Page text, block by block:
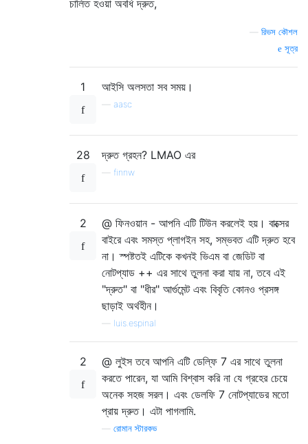
চালিত হওয়া অবধি দ্রুত,
রিভস কৌশল
সূত্র
1 আইসি অলসতা সব সময়।
aasc
28 দ্রুত গ্রহন? LMAO এর
finnw
2
@ ফিনওয়ান - আপনি এটি টিউন করলেই হয়। বাক্সের
বাইরে এবং সমস্ত প্লাগইন সহ, সম্ভবত এটি দ্রুত হবে
না। স্পষ্টতই এটিকে কখনই ভিএম বা জেডিট বা
নোটপ্যাড ++ এর সাথে তুলনা করা যায় না, তবে এই
"দ্রুত" বা "ধীর" আর্গুমেন্ট এবং বিবৃতি কোনও প্রসঙ্গ
ছাড়াই অর্থহীন।
luis.espinal
2
@ লুইস তবে আপনি এটি ডেল্ফি 7 এর সাথে তুলনা
করতে পারেন, যা আমি বিশ্বাস করি না যে গ্রহের চেয়ে
অনেক সহজ সরল। এবং ডেলফি 7 নোটপ্যাডের মতো
প্রায় দ্রুত। এটা পাগলামি.
রোমান স্টারকভ